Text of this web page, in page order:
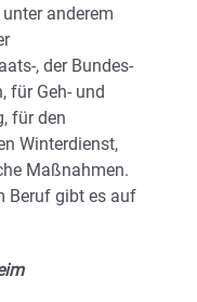
anderem
, der Bundes-
für Geh- und
für den
Winterdienst,
Maßnahmen.
Beruf gibt es auf